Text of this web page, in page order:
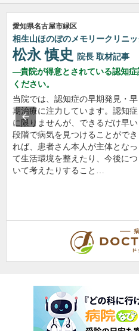
愛知県名古屋市緑区
相生山ほのぼのメモリークリニッ
松永 慎史 院長 取材記事
貴院が得意とされている認知
ください。
当院では、認知症の早期発見・早
期治療に注力しています。認知症
に限りませんが、できるだけ早い
段階で病気を見つけることができ
れば、患者さん本人が主体となっ
て生活環境を整えたり、今後につ
いて考えたりすること…